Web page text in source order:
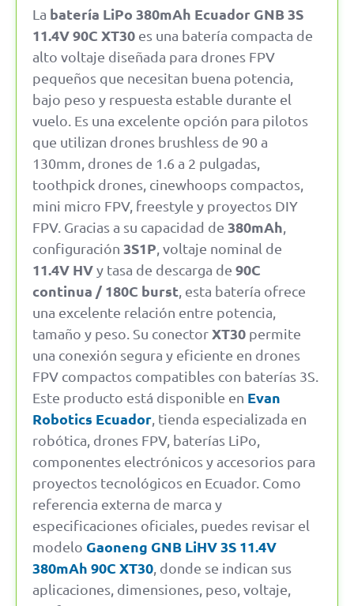
La batería LiPo 380mAh Ecuador GNB 3S
11.4V 90C XT30 es una batería compacta de
alto voltaje diseñada para drones FPV
pequeños que necesitan buena potencia,
bajo peso y respuesta estable durante el
vuelo. Es una excelente opción para pilotos
que utilizan drones brushless de 90 a
130mm, drones de 1.6 a 2 pulgadas,
toothpick drones, cinewhoops compactos,
mini micro FPV, freestyle y proyectos DIY
FPV. Gracias a su capacidad de 380mAh
configuración 3S1P , voltaje nominal de
11.4V HVy tasa de descarga de 90C
continua / 180C burst , esta batería ofrece
una excelente relación entre potencia,
tamaño y peso. Su conectorXT30 permite
una conexión segura y eficiente en drones
FPV compactos compatibles con baterías 3S.
Este producto está disponible en Evan
Robotics Ecuador , tienda especializada en
robótica, drones FPV, baterías LiPo,
componentes electrónicos y accesorios para
proyectos tecnológicos en Ecuador. Como
referencia externa de marca y
especificaciones oficiales, puedes revisar el
modelo Gaoneng GNB LiHV 3S 11.4V
380mAh 90C XT30 , donde se indican sus
aplicaciones, dimensiones, peso, voltaje,